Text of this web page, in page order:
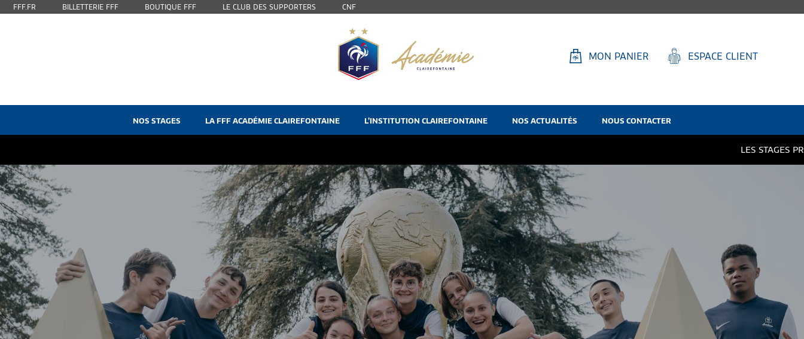
FFF.FR BILLETTERIE FFF BOUTIQUE FFF LE CLUB DES SUPPORTERS CNF
NOS STAGES LA FFF ACADÉMIE CLAIREFONTAINE L’INSTITUTION CLAIREFONTAINE NOS ACTUALITÉS NOUS CONTACTER
MON PANIER ESPACE CLIENT
LES STAGES PRINTEMPS / ETÉ 2026 DE LA